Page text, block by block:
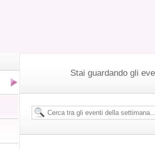
Stai guardando gli